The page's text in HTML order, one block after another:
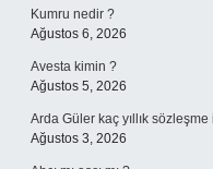
Kumru nedir ?
Ağustos 6, 2026
Avesta kimin ?
Ağustos 5, 2026
Arda Güler kaç yıllık sözleşme
Ağustos 3, 2026